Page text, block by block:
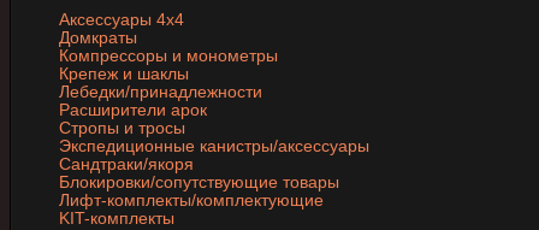
Аксессуары 4х4
Домкраты
Компрессоры и монометры
Крепеж и шаклы
Лебедки/принадлежности
Расширители арок
Стропы и тросы
Экспедиционные канистры/аксессуары
Сандтраки/якоря
Блокировки/сопутствующие товары
Лифт-комплекты/комплектующие
KIT-комплекты